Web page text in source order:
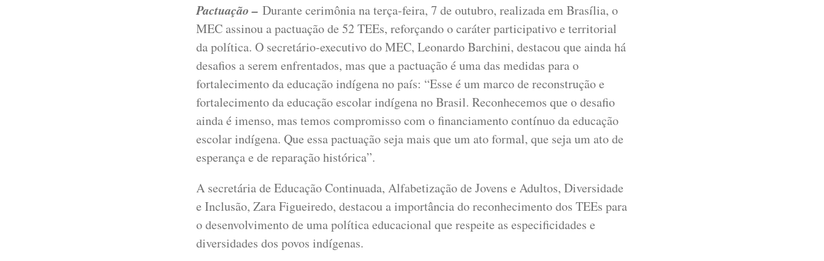
Pactuação – Durante cerimônia na terça-feira, 7 de outubro, realizada em Brasília, o
MEC assinou a pactuação de 52 TEEs, reforçando o caráter participativo e territorial
da política. O secretário-executivo do MEC, Leonardo Barchini, destacou que ainda há
desafios a serem enfrentados, mas que a pactuação é uma das medidas para o
fortalecimento da educação indígena no país: “Esse é um marco de reconstrução e
fortalecimento da educação escolar indígena no Brasil. Reconhecemos que o desafio
ainda é imenso, mas temos compromisso com o financiamento contínuo da educação
escolar indígena. Que essa pactuação seja mais que um ato formal, que seja um ato de
esperança e de reparação histórica”.
A secretária de Educação Continuada, Alfabetização de Jovens e Adultos, Diversidade
e Inclusão, Zara Figueiredo, destacou a importância do reconhecimento dos TEEs para
o desenvolvimento de uma política educacional que respeite as especificidades e
diversidades dos povos indígenas.